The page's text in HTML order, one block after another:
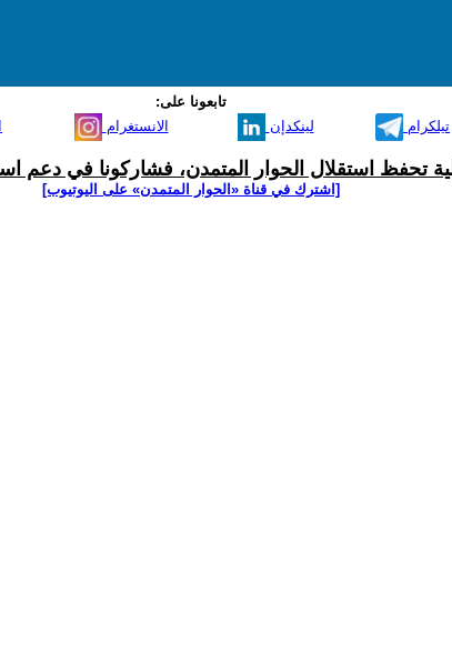
تابعونا على:
الانستغرام لينكدإن تيلكرام
تحفظ استقلال الحوار المتمدن، فشاركونا في دعم
[اشترك في قناة ‫«الحوار المتمدن» على اليوتيوب]